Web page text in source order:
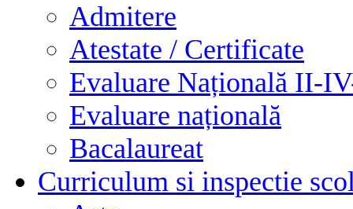
Admitere
Atestate / Certificate
Evaluare Națională II-
Evaluare națională
Bacalaureat
Curriculum si inspectie